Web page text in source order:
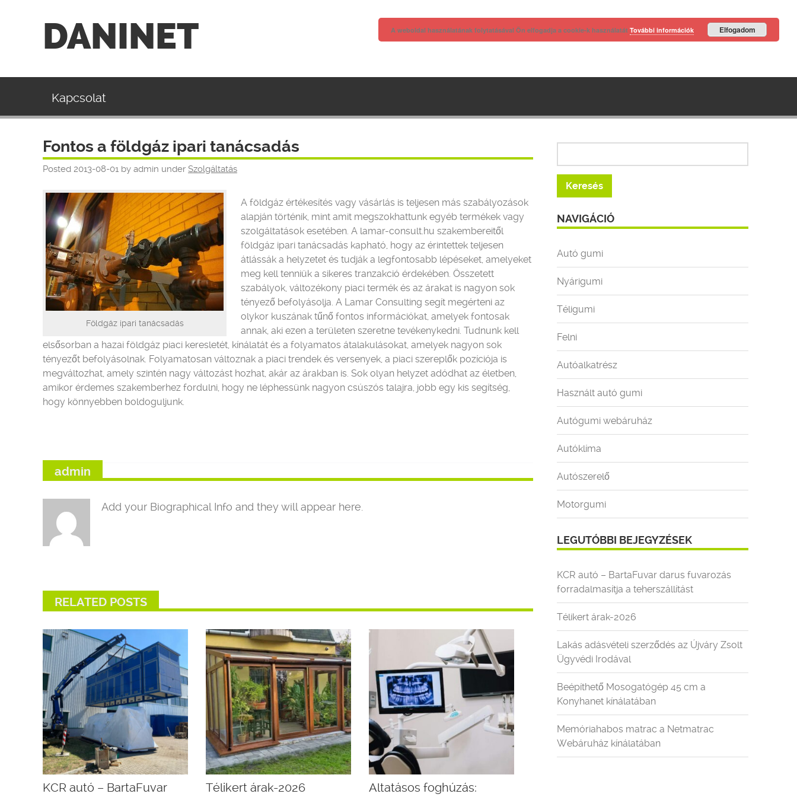
DANINET
Kapcsolat
Fontos a földgáz ipari tanácsadás
Posted 2013-08-01 by admin under Szolgáltatás
Földgáz ipari tanácsadás
A földgáz értékesítés vagy vásárlás is teljesen más szabályozások
alapján történik, mint amit megszokhattunk egyéb termékek vagy
szolgáltatások esetében. A lamar-consult.hu szakembereitől
földgáz ipari tanácsadás kapható, hogy az érintettek teljesen
átlássák a helyzetet és tudják a legfontosabb lépéseket, amelyeket
meg kell tenniük a sikeres tranzakció érdekében. Összetett
szabályok, változékony piaci termék és az árakat is nagyon sok
tényező befolyásolja. A Lamar Consulting segít megérteni az
olykor kuszának tűnő fontos információkat, amelyek fontosak
annak, aki ezen a területen szeretne tevékenykedni. Tudnunk kell
elsősorban a hazai földgáz piaci keresletét, kínálatát és a folyamatos átalakulásokat, amelyek nagyon sok
tényezőt befolyásolnak. Folyamatosan változnak a piaci trendek és versenyek, a piaci szereplők pozíciója is
megváltozhat, amely szintén nagy változást hozhat, akár az árakban is. Sok olyan helyzet adódhat az életben,
amikor érdemes szakemberhez fordulni, hogy ne léphessünk nagyon csúszós talajra, jobb egy kis segítség,
hogy könnyebben boldoguljunk.
admin
Add your Biographical Info and they will appear here.
RELATED POSTS
KCR autó – BartaFuvar Télikert árak-2026 Altatásos foghúzás:
NAVIGÁCIÓ
Autó gumi
Nyárigumi
Téligumi
Felni
Autóalkatrész
Használt autó gumi
Autógumi webáruház
Autóklíma
Autószerelő
Motorgumi
LEGUTÓBBI BEJEGYZÉSEK
KCR autó – BartaFuvar darus fuvarozás
forradalmasítja a teherszállítást
Télikert árak-2026
Lakás adásvételi szerződés az Újváry Zsolt
Ügyvédi Irodával
Beépíthető Mosogatógép 45 cm a
Konyhanet kínálatában
Memóriahabos matrac a Netmatrac
Webáruház kínálatában
A weboldal használatának folytatásával Ön elfogadja a cookie-k használatát További információk Elfogadom